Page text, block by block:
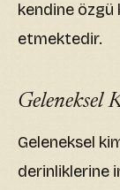
kendine
etmektedir.
Geleneksel
Geleneksel
derinliklerine